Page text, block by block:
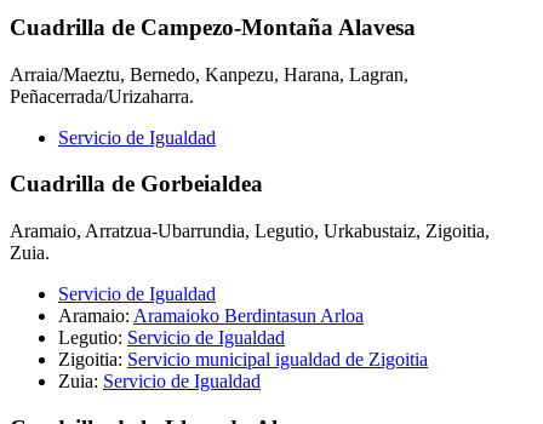
Cuadrilla de Campezo-Montaña Alavesa
Arraia/Maeztu, Bernedo, Kanpezu, Harana, Lagran,
Peñacerrada/Urizaharra.
Servicio de Igualdad
Cuadrilla de Gorbeialdea
Aramaio, Arratzua-Ubarrundia, Legutio, Urkabustaiz, Zigoitia,
Zuia.
Servicio de Igualdad
Aramaio: Aramaioko Berdintasun Arloa
Legutio: Servicio de Igualdad
Zigoitia: Servicio municipal igualdad de Zigoitia
Zuia: Servicio de Igualdad